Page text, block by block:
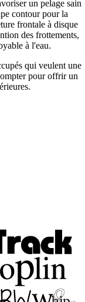
un pelage sain
contour pour la
frontale à disque
des frottements,
à l'eau.
qui veulent une
pour offrir un